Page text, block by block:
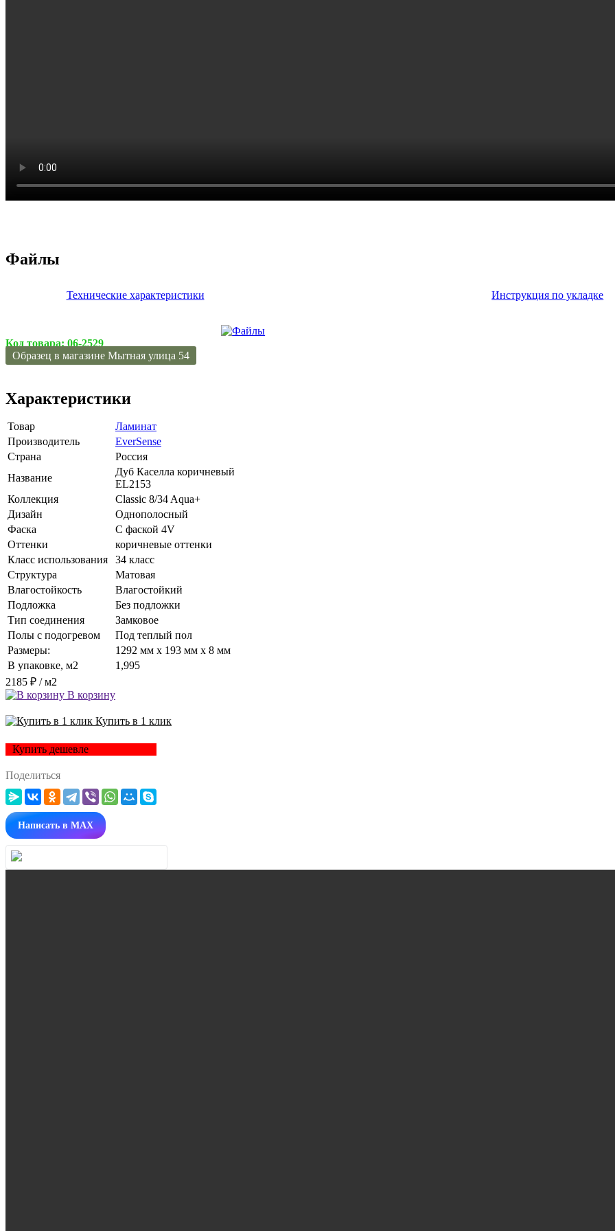
Файлы
Технические характеристики Инструкция по укладке
Код товара: 06-2529
Образец в магазине Мытная улица 54
Характеристики
Товар
Ламинат
Производитель
EverSense
Страна
Россия
Название
Дуб Каселла коричневый
EL2153
Коллекция
Classic 8/34 Aqua+
Дизайн
Однополосный
Фаска
С фаской 4V
Оттенки
коричневые оттенки
Класс использования
34 класс
Структура
Матовая
Влагостойкость
Влагостойкий
Подложка
Без подложки
Тип соединения
Замковое
Полы с подогревом
Под теплый пол
Размеры:
1292 мм x 193 мм x 8 мм
В упаковке, м2
1,995
2185 ₽ / м2
В корзину
Купить в 1 клик
Купить дешевле
Поделиться
Написать в MAX